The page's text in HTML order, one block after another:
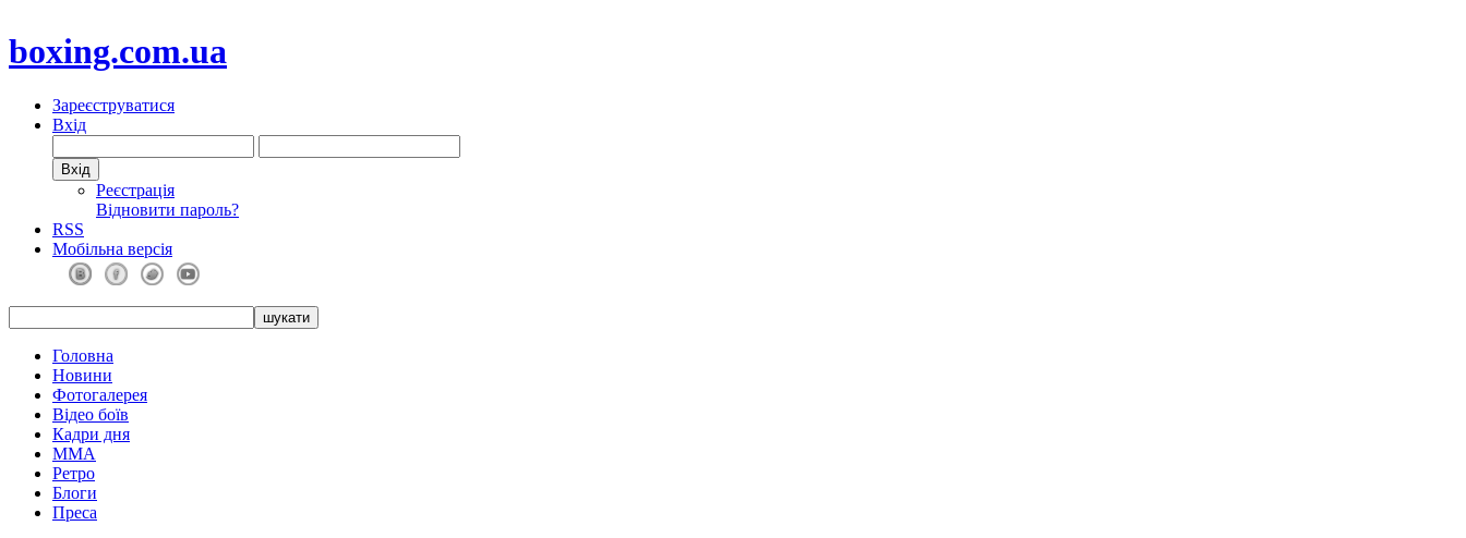
boxing.com.ua
Зареєструватися
Вхід
Реєстрація
Відновити пароль?
RSS
Мобільна версія
Головна
Новини
Фотогалерея
Відео боїв
Кадри дня
ММА
Ретро
Блоги
Преса